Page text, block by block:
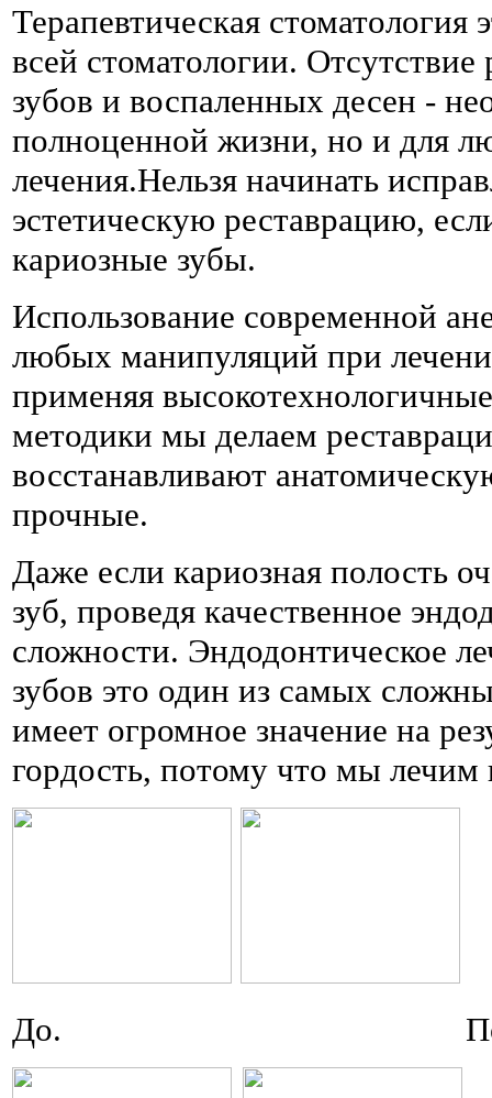
Терапевтическая
всей стоматологии.
зубов и воспаленных десен -
полноценной жизни, но и для
лечения.Нельзя начинать
эстетическую реставрацию,
кариозные зубы.
Использование современной
любых манипуляций при
применяя
методики мы делаем
восстанавливают
прочные.
Даже если кариозная полость
зуб, проведя качественное
сложности. Эндодонтическое
зубов это один из самых
имеет огромное значение на
гордость, потому что мы лечим
До.